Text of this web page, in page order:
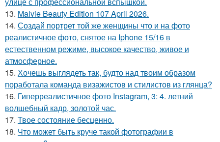
13. Malvie Beauty Edition 107 April 2026.
14. Создай портрет той же женщины что и на фото
реалистичное фото, снятое на Iphone 15/16 в
естественном режиме, высокое качество, живое и
атмосферное.
15. Хочешь выглядеть так, будто над твоим образом
поработала команда визажистов и стилистов из глянца?
16. Гиперреалистичное фото Instagram, 3: 4. летний
волшебный кадр, золотой час.
17. Твое состояние бесценно.
18. Что может быть круче такой фотографии в